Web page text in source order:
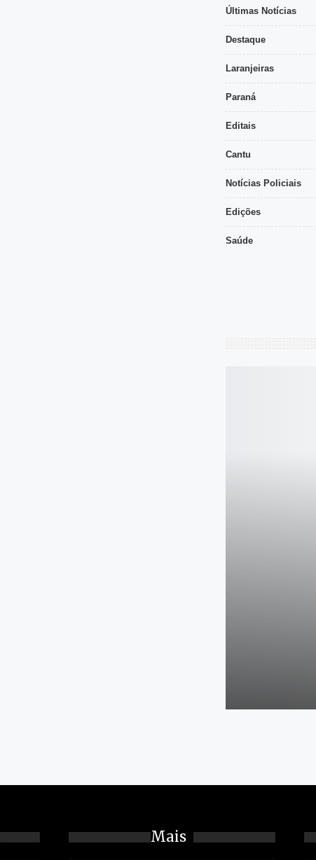
Últimas Notícias
Destaque
Laranjeiras
Paraná
Editais
Cantu
Notícias Policiais
Edições
Saúde
Mais